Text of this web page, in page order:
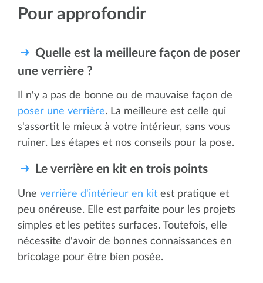
Pour approfondir
Quelle est la meilleure façon de poser
une verrière ?
Il n'y a pas de bonne ou de mauvaise façon de
poser une verrière. La meilleure est celle qui
s'assortit le mieux à votre intérieur, sans vous
ruiner. Les étapes et nos conseils pour la pose.
Le verrière en kit en trois points
Une verrière d'intérieur en kit est pratique et
peu onéreuse. Elle est parfaite pour les projets
simples et les petites surfaces. Toutefois, elle
nécessite d'avoir de bonnes connaissances en
bricolage pour être bien posée.